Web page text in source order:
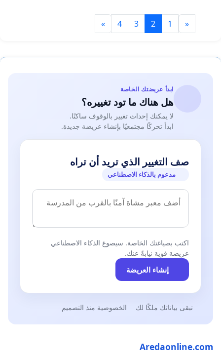
«
1
2
3
4
»
ابدأ عريضتك الخاصة
هل هناك ما تود تغييره؟
لا يمكنك إحداث تغيير بالوقوف ساكنًا.
ابدأ تحركًا مجتمعيًا بإنشاء عريضة جديدة.
صف التغيير الذي تريد أن تراه
مدعوم بالذكاء الاصطناعي
اكتب بصياغتك الخاصة. سيصوغ الذكاء الاصطناعي
عريضة قوية نيابةً عنك.
إنشاء العريضة
تبقى بياناتك ملكًا لك الخصوصية منذ التصميم
Aredaonline.com